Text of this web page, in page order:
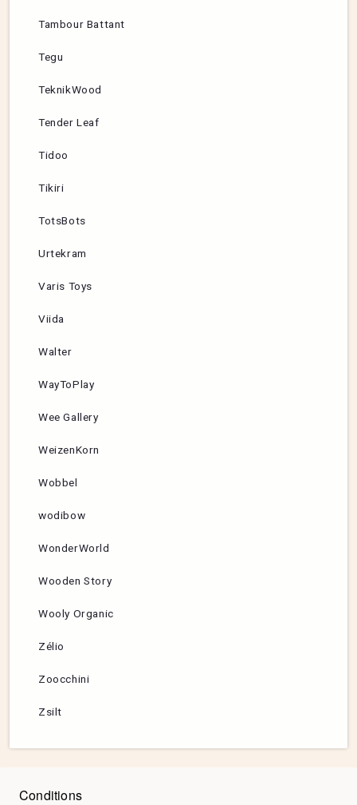
Tambour Battant
Tegu
TeknikWood
Tender Leaf
Tidoo
Tikiri
TotsBots
Urtekram
Varis Toys
Viida
Walter
WayToPlay
Wee Gallery
WeizenKorn
Wobbel
wodibow
WonderWorld
Wooden Story
Wooly Organic
Zélio
Zoocchini
Zsilt
Conditions